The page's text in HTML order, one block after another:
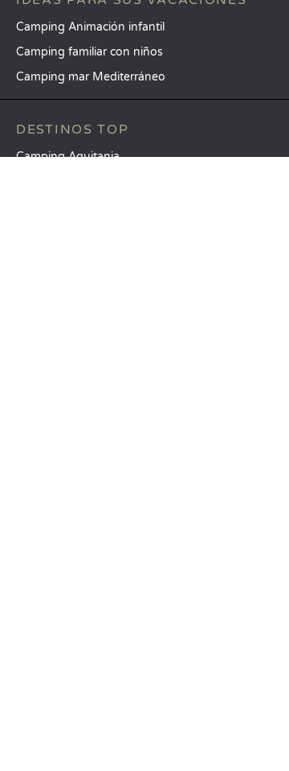
Camping Animación infantil
Camping familiar con niños
Camping mar Mediterráneo
DESTINOS TOP
Camping Aquitania